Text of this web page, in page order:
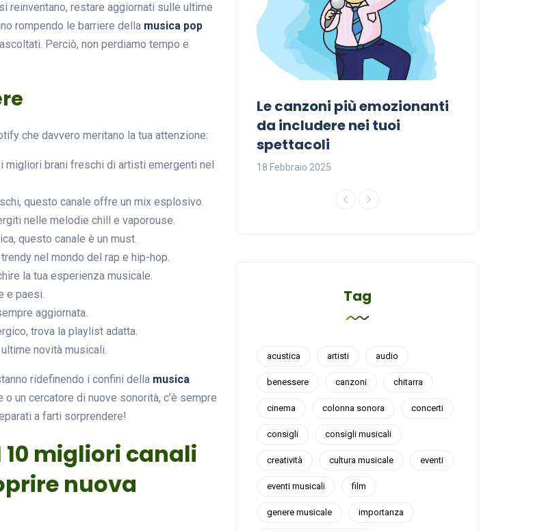
reinventano, restare aggiornati sulle ultime
rompendo le barriere della musica pop
Perciò, non perdiamo tempo e
che davvero meritano la tua attenzione:
migliori brani freschi di artisti emergenti nel
questo canale offre un mix esplosivo.
nelle melodie chill e vaporouse.
questo canale è un must.
nel mondo del rap e hip-hop.
la tua esperienza musicale.
e paesi.
aggiornata.
trova la playlist adatta.
novità musicali.
ridefinendo i confini della musica
un cercatore di nuove sonorità, c’è sempre
a farti sorprendere!
10 migliori canali
nuova
cura dei disturbi del sonno
18 Febbraio 2025
Le canzoni più emozionanti
da includere nei tuoi
spettacoli
18 Febbraio 2025
Tag
acustica artisti audio
benessere canzoni chitarra
cinema colonna sonora concerti
consigli consigli musicali
creatività cultura musicale eventi
eventi musicali film
genere musicale importanza